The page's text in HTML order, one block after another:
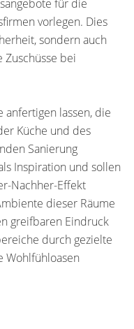
für die
vorlegen. Dies
sondern auch
bei
lassen, die
Küche und des
Sanierung
Inspiration und sollen
Nachher-Effekt
dieser Räume
greifbaren Eindruck
durch gezielte
Wohlfühloasen